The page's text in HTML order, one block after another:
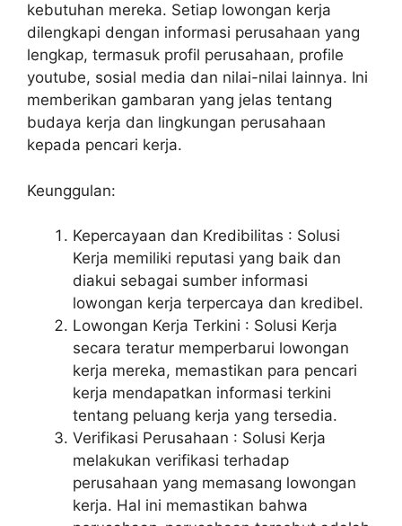
kebutuhan mereka. Setiap lowongan kerja
dilengkapi dengan informasi perusahaan yang
lengkap, termasuk profil perusahaan, profile
youtube, sosial media dan nilai-nilai lainnya. Ini
memberikan gambaran yang jelas tentang
budaya kerja dan lingkungan perusahaan
kepada pencari kerja.
Keunggulan:
Kepercayaan dan Kredibilitas : Solusi
Kerja memiliki reputasi yang baik dan
diakui sebagai sumber informasi
lowongan kerja terpercaya dan kredibel.
Lowongan Kerja Terkini : Solusi Kerja
secara teratur memperbarui lowongan
kerja mereka, memastikan para pencari
kerja mendapatkan informasi terkini
tentang peluang kerja yang tersedia.
Verifikasi Perusahaan : Solusi Kerja
melakukan verifikasi terhadap
perusahaan yang memasang lowongan
kerja. Hal ini memastikan bahwa